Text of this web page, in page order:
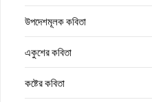
উপদেশমূলক কবিতা
একুশের কবিতা
কষ্টের কবিতা